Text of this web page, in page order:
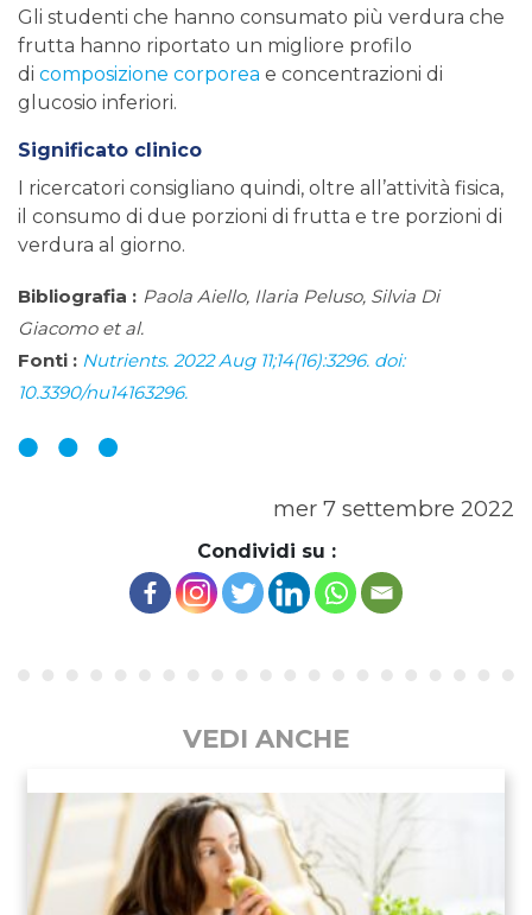
Gli studenti che hanno consumato più verdura che
frutta hanno riportato un migliore profilo
di composizione corporea e concentrazioni di
glucosio inferiori.
Significato clinico
I ricercatori consigliano quindi, oltre all’attività fisica,
il consumo di due porzioni di frutta e tre porzioni di
verdura al giorno.
Bibliografia : Paola Aiello, Ilaria Peluso, Silvia Di
Giacomo et al.
Fonti : Nutrients. 2022 Aug 11;14(16):3296. doi:
10.3390/nu14163296.
mer 7 settembre 2022
Condividi su :
VEDI ANCHE